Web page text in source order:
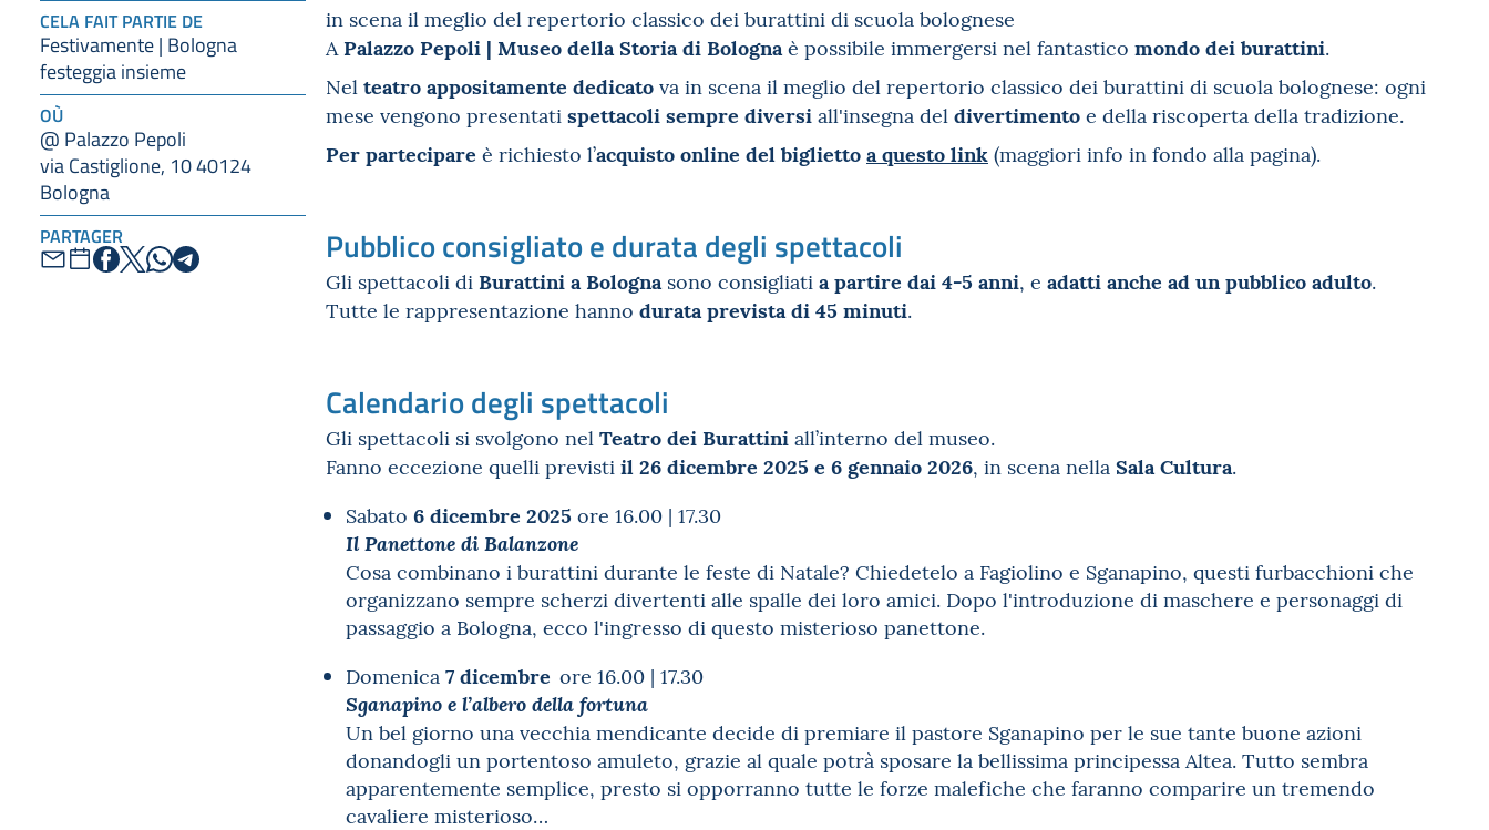
CELA FAIT PARTIE DE
Festivamente | Bologna
festeggia insieme
OÙ
@ Palazzo Pepoli
via Castiglione, 10 40124
Bologna
PARTAGER
in scena il meglio del repertorio classico dei burattini di scuola bolognese
A Palazzo Pepoli | Museo della Storia di Bolognaè possibile immergersi nel fantastico mondo dei burattini.
Nel teatro appositamente dedicato va in scena il meglio del repertorio classico dei burattini di scuola bolognese: ogni
mese vengono presentati spettacoli sempre diversi all'insegna del divertimento e della riscoperta della tradizione.
Per partecipare è richiesto l’acquisto online del bigliettoa questo link (maggiori info in fondo alla pagina).
Pubblico consigliato e durata degli spettacoli
Gli spettacoli di Burattini a Bolognasono consigliati a partire dai 4-5 anni, e adatti anche ad un pubblico adulto.
Tutte le rappresentazione hanno durata prevista di 45 minuti.
Calendario degli spettacoli
Gli spettacoli si svolgono nel Teatro dei Burattini all’interno del museo.
Fanno eccezione quelli previsti il 26 dicembre 2025 e 6 gennaio 2026, in scena nella Sala Cultura.
Sabato 6 dicembre 2025 ore 16.00 | 17.30
Il Panettone di Balanzone
Cosa combinano i burattini durante le feste di Natale? Chiedetelo a Fagiolino e Sganapino, questi furbacchioni che
organizzano sempre scherzi divertenti alle spalle dei loro amici. Dopo l'introduzione di maschere e personaggi di
passaggio a Bologna, ecco l'ingresso di questo misterioso panettone.
Domenica 7 dicembre ore 16.00 | 17.30
Sganapino e l’albero della fortuna
Un bel giorno una vecchia mendicante decide di premiare il pastore Sganapino per le sue tante buone azioni
donandogli un portentoso amuleto, grazie al quale potrà sposare la bellissima principessa Altea. Tutto sembra
apparentemente semplice, presto si opporranno tutte le forze malefiche che faranno comparire un tremendo
cavaliere misterioso…